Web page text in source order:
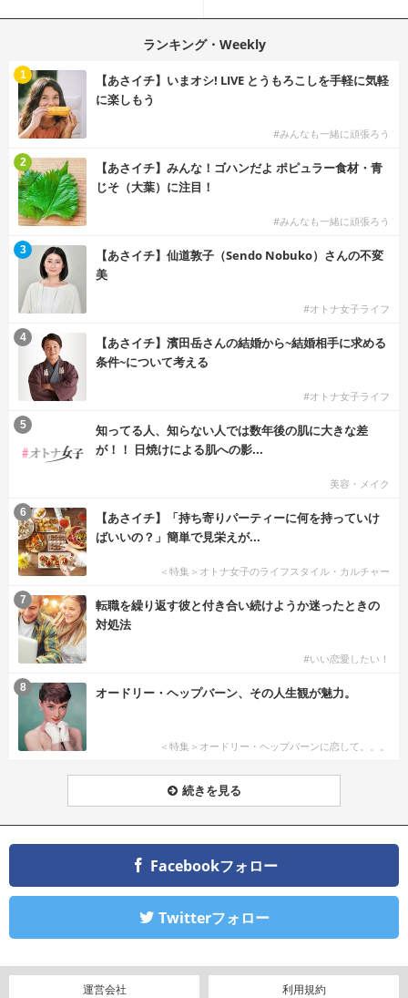
ランキング・Weekly
【あさイチ】いまオシ! LIVE とうもろこしを手軽に気軽
に楽しもう
#みんなも一緒に頑張ろう
1
【あさイチ】みんな！ゴハンだよ ポピュラー食材・青
じそ（大葉）に注目！
#みんなも一緒に頑張ろう
2
【あさイチ】仙道敦子（Sendo Nobuko）さんの不変
美
#オトナ女子ライフ
3
【あさイチ】濱田岳さんの結婚から~結婚相手に求める
条件~について考える
#オトナ女子ライフ
4
知ってる人、知らない人では数年後の肌に大きな差
が！！ 日焼けによる肌への影...
美容・メイク
5
【あさイチ】「持ち寄りパーティーに何を持っていけ
ばいいの？」簡単で見栄えが...
＜特集＞オトナ女子のライフスタイル・カルチャー
6
転職を繰り返す彼と付き合い続けようか迷ったときの
対処法
#いい恋愛したい！
7
オードリー・ヘップバーン、その人生観が魅力。
＜特集＞オードリー・ヘップバーンに恋して。。。
8
続きを見る
Facebookフォロー
Twitterフォロー
運営会社 利用規約